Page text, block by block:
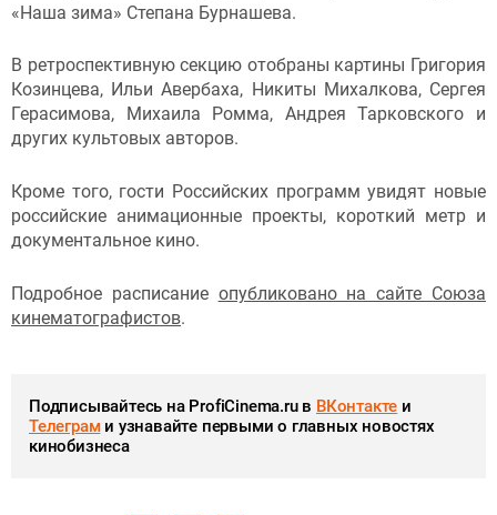
«Наша зима» Степана Бурнашева.
В ретроспективную секцию отобраны картины Григория
Козинцева, Ильи Авербаха, Никиты Михалкова, Сергея
Герасимова, Михаила Ромма, Андрея Тарковского и
других культовых авторов.
Кроме того, гости Российских программ увидят новые
российские анимационные проекты, короткий метр и
документальное кино.
Подробное расписание опубликовано на сайте Союза
кинематографистов.
Подписывайтесь на ProfiCinema.ru в ВКонтакте и
Телеграми узнавайте первыми о главных новостях
кинобизнеса